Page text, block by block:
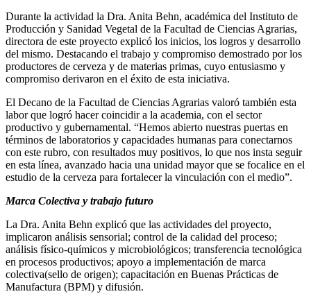
Durante la actividad la Dra. Anita Behn, académica del Instituto de
Producción y Sanidad Vegetal de la Facultad de Ciencias Agrarias,
directora de este proyecto explicó los inicios, los logros y desarrollo
del mismo. Destacando el trabajo y compromiso demostrado por los
productores de cerveza y de materias primas, cuyo entusiasmo y
compromiso derivaron en el éxito de esta iniciativa.
El Decano de la Facultad de Ciencias Agrarias valoró también esta
labor que logró hacer coincidir a la academia, con el sector
productivo y gubernamental. “Hemos abierto nuestras puertas en
términos de laboratorios y capacidades humanas para conectarnos
con este rubro, con resultados muy positivos, lo que nos insta seguir
en esta línea, avanzado hacia una unidad mayor que se focalice en el
estudio de la cerveza para fortalecer la vinculación con el medio”.
Marca Colectiva y trabajo futuro
La Dra. Anita Behn explicó que las actividades del proyecto,
implicaron análisis sensorial; control de la calidad del proceso;
análisis físico-químicos y microbiológicos; transferencia tecnológica
en procesos productivos; apoyo a implementación de marca
colectiva(sello de origen); capacitación en Buenas Prácticas de
Manufactura (BPM) y difusión.